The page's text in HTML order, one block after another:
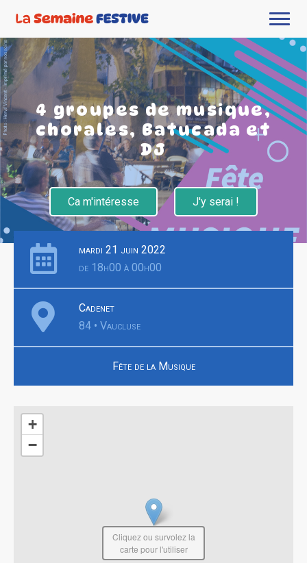
4 groupes de musique,
chorales, Batucada et
DJ
Ca m'intéresse J'y serai !
mardi 21 juin 2022
de 18h00 à 00h00
Cadenet
84 • Vaucluse
Fête de la Musique
+
−
Cliquez ou survolez la
carte pour l'utiliser